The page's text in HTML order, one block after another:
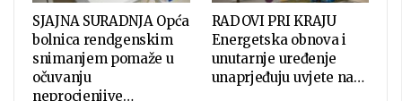
SJAJNA SURADNJA Opća
bolnica rendgenskim
snimanjem pomaže u
očuvanju
neprocjenjive…
RADOVI PRI KRAJU
Energetska obnova i
unutarnje uređenje
unaprjeđuju uvjete na…